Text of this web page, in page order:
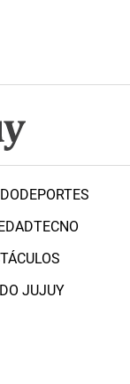
DEPORTES
TECNO
JUJUY